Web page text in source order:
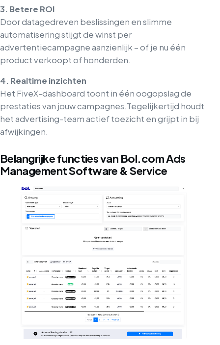
3. Betere ROI
Door datagedreven beslissingen en slimme
automatisering stijgt de winst per
advertentiecampagne aanzienlijk – of je nu één
product verkoopt of honderden.
4. Realtime inzichten
Het FiveX-dashboard toont in één oogopslag de
prestaties van jouw campagnes.Tegelijkertijd houdt
het advertising-team actief toezicht en grijpt in bij
afwijkingen.
Belangrijke functies van Bol.com Ads
Management Software & Service